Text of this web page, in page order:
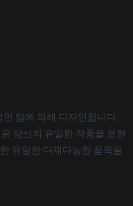
팀에 의해 디자인됩니다.
당신의 유일한 작풍을 표현
유일한 다재다능한 품목을